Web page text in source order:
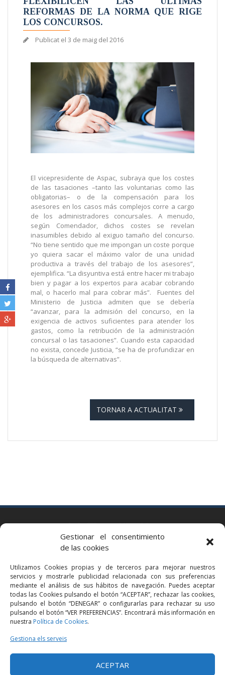
Gestionar el consentimiento
de las cookies
Utilizamos Cookies propias y de terceros para mejorar nuestros
servicios y mostrarle publicidad relacionada con sus preferencias
mediante el análisis de sus hábitos de navegación. Puedes aceptar
todas las Cookies pulsando el botón “ACEPTAR”, rechazar las cookies,
pulsando el botón “DENEGAR” o configurarlas para rechazar su uso
pulsando el botón “VER PREFERENCIAS”. Encontrará más información en
nuestra Política de Cookies.
Gestiona els serveis
ACEPTAR
REFORMAS DE LA NORMA QUE RIGE
LOS CONCURSOS.
Publicat el 3 de maig del 2016
El vicepresidente de Aspac, subraya que los costes
de las tasaciones –tanto las voluntarias como las
obligatorias– o de la compensación para los
asesores en los casos más complejos corre a cargo
de los administradores concursales. A menudo,
según Comendador, dichos costes se revelan
inasumibles debido al exiguo tamaño del concurso.
“No tiene sentido que me impongan un coste porque
yo quiera sacar el máximo valor de una unidad
productiva a través del trabajo de los asesores”,
ejemplifica. “La disyuntiva está entre hacer mi trabajo
bien y pagar a los expertos para acabar cobrando
mal, o hacerlo mal para cobrar más”. Fuentes del
Ministerio de Justicia admiten que se debería
“avanzar, para la admisión del concurso, en la
exigencia de activos suficientes para atender los
gastos, como la retribución de la administración
concursal o las tasaciones”. Cuando esta capacidad
no exista, concede Justicia, “se ha de profundizar en
la búsqueda de alternativas”.
TORNAR A ACTUALITAT
Via Augusta 2 bis, 3º, 08006 Barcelona
bcn@bellavistalegal.eu
GRANOLLERS
C/ Sant Jaume, 16 1r, 08401 Granollers (Bcn)
+34 93 860 39 60
grn@bellavistalegal.eu
MADRID
C/ Serrano 114, 2º izq. 28006 Madrid.
+34 91 431 98 21 | +34 91 431 98 95